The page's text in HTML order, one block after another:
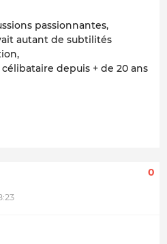
passionnantes,
autant de subtilités
depuis + de 20 ans
0